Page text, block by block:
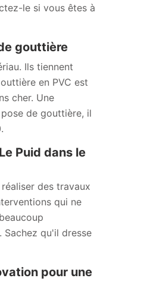
le si vous êtes à
gouttière
Ils tiennent
en PVC est
cher. Une
de gouttière, il
Puid dans le
des travaux
qui ne
qu'il dresse
pour une